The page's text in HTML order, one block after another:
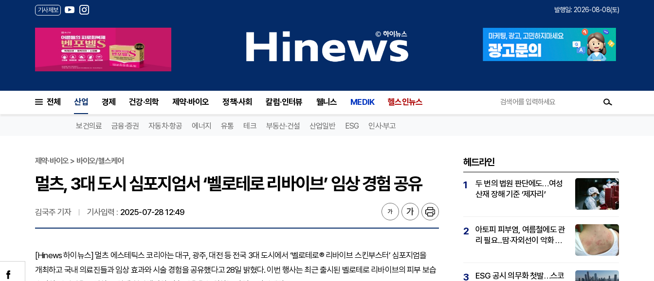
기사제보 발행일: 2026-08-08(토)
전체 산업 경제 건강·의학 제약·바이오 정책·사회 칼럼·인터뷰 웰니스 MEDIK 헬스인뉴스
보건의료 금융·증권 자동차·항공 에너지 유통 테크 부동산·건설 산업일반 ESG 인사·부고
제약·바이오 > 바이오/헬스케어
멀츠, 3대 도시 심포지엄서 ‘벨로테로 리바이브’ 임상 경험 공유
김국주 기자 기사입력 : 2025-07-28 12:49
[Hinews 하이뉴스] 멀츠 에스테틱스 코리아는 대구, 광주, 대전 등 전국 3대 도시에서 ‘벨로테로® 리바이브 스킨부스터’ 심포지엄을
개최하고 국내 의료진들과 임상 효과와 시술 경험을 공유했다고 28일 밝혔다. 이번 행사는 최근 출시된 벨로테로 리바이브의 피부 보습
헤드라인
1
두 번의 법원 판단에도…여성
산재 장해 기준 ‘제자리’
2
아토피 피부염, 여름철에도 관
리 필요...땀·자외선이 악화 요
3
ESG 공시 의무화 첫발…스코